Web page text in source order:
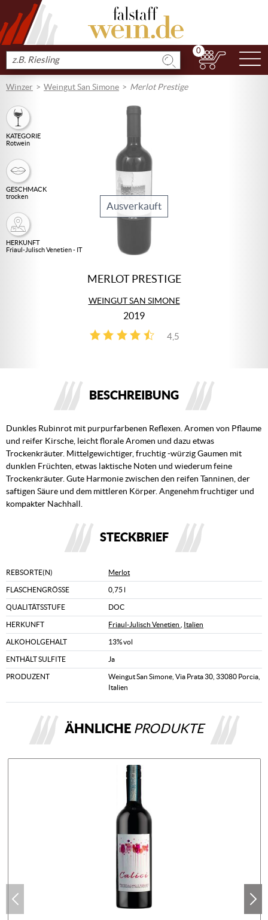
Produkt
suchen
0
Winzer Weingut San Simone Merlot Prestige
KATEGORIE
Rotwein
GESCHMACK
trocken
HERKUNFT
Friaul-Julisch Venetien - IT
Ausverkauft
MERLOT PRESTIGE
WEINGUT SAN SIMONE
2019
4,5
2
BESCHREIBUNG
Dunkles Rubinrot mit purpurfarbenen Reflexen. Aromen von Pflaume
und reifer Kirsche, leicht florale Aromen und dazu etwas
Trockenkräuter. Mittelgewichtiger, fruchtig -würzig Gaumen mit
dunklen Früchten, etwas laktische Noten und wiederum feine
Trockenkräuter. Gute Harmonie zwischen den reifen Tanninen, der
saftigen Säure und dem mittleren Körper. Angenehm fruchtiger und
kompakter Nachhall.
STECKBRIEF
REBSORTE(N) Merlot
FLASCHENGRÖSSE 0,75 l
QUALITÄTSSTUFE DOC
HERKUNFT Friaul-Julisch Venetien Italien
ALKOHOLGEHALT 13% vol
ENTHÄLT SULFITE Ja
PRODUZENT
Weingut San Simone, Via Prata 30, 33080 Porcia,
Italien
ÄHNLICHE PRODUKTE